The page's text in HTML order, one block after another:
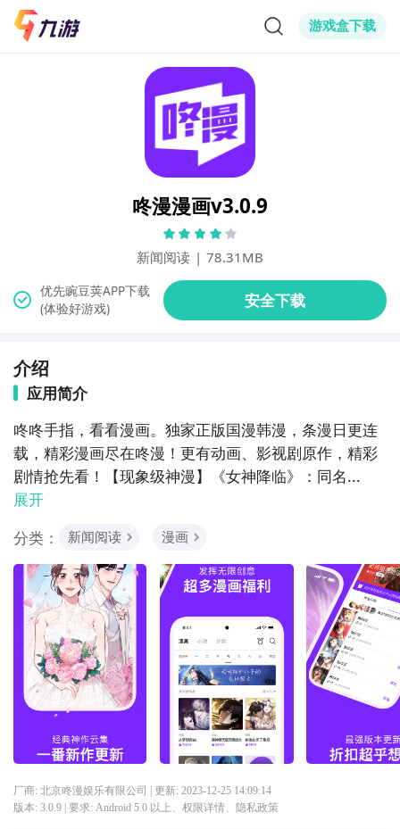
游戏盒下载
咚漫漫画v3.0.9
新闻阅读 | 78.31MB
(体验好游戏)
介绍
应用简介
咚咚手指，看看漫画。独家正版国漫韩漫，条漫日更连
载，精彩漫画尽在咚漫！更有动画、影视剧原作，精彩
剧情抢先看！【现象级神漫】《女神降临》：同名...
展开
分类：
新闻阅读 漫画
厂商: 北京咚漫娱乐有限公司 | 更新: 2023-12-25 14:09:14
版本: 3.0.9| 要求: Android 5.0 以上、 权限详情、 隐私政策